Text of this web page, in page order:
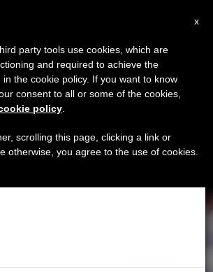
Tagged ‘siervos
×
al 7 de agosto haremos la pausa
que en el periodo de verano
informaciones y también el
x
party tools use cookies, which are
and required to achieve the
the cookie policy. If you want to know
consent to all or some of the cookies,
policy
scrolling this page, clicking a link or
otherwise, you agree to the use of cookies.